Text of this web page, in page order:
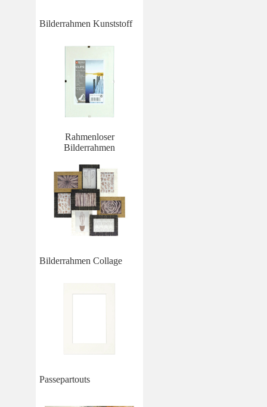
Bilderrahmen Kunststoff
Rahmenloser
Bilderrahmen
Bilderrahmen Collage
Passepartouts